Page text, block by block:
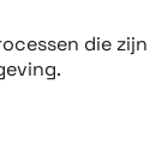
die zijn